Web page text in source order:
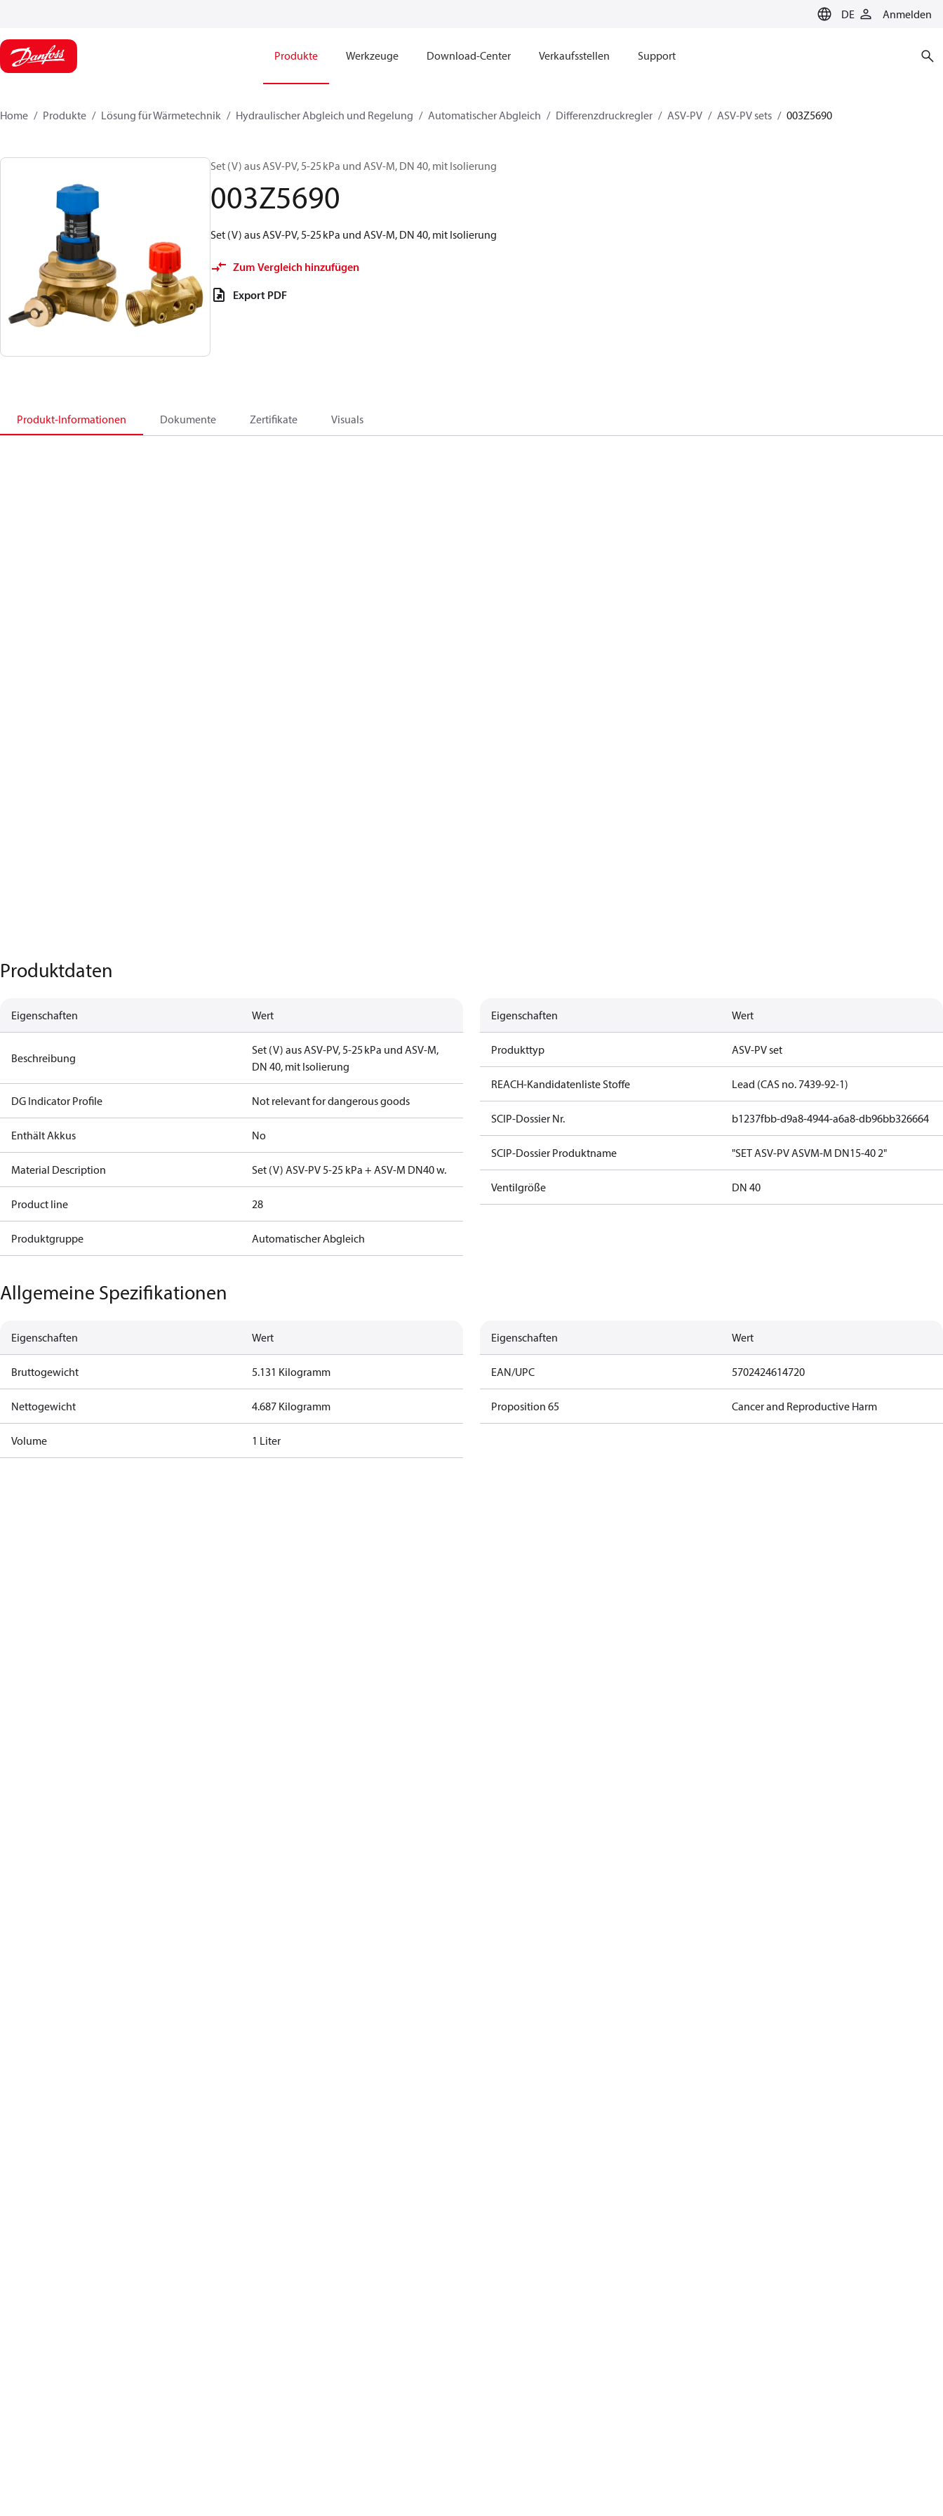
DE Anmelden
Produkte Werkzeuge Download-Center Verkaufsstellen Support
Home Produkte Lösung für Wärmetechnik Hydraulischer Abgleich und Regelung Automatischer Abgleich Differenzdruckregler ASV-PV ASV-PV sets 003Z5690
Set (V) aus ASV‑PV, 5‑25 kPa und ASV‑M, DN 40, mit Isolierung
003Z5690
Set (V) aus ASV‑PV, 5‑25 kPa und ASV‑M, DN 40, mit Isolierung
Zum Vergleich hinzufügen
Export PDF
Produkt-Informationen Dokumente Zertifikate Visuals
Produktdaten
Eigenschaften Wert
Beschreibung
Set (V) aus ASV‑PV, 5‑25 kPa und ASV‑M,
DN 40, mit Isolierung
DG Indicator Profile Not relevant for dangerous goods
Enthält Akkus No
Material Description Set (V) ASV-PV 5-25 kPa + ASV-M DN40 w.
Product line 28
Produktgruppe Automatischer Abgleich
Eigenschaften Wert
Produkttyp ASV-PV set
REACH-Kandidatenliste Stoffe Lead (CAS no. 7439-92-1)
SCIP-Dossier Nr. b1237fbb-d9a8-4944-a6a8-db96bb326664
SCIP-Dossier Produktname "SET ASV-PV ASVM-M DN15-40 2"
Ventilgröße DN 40
Allgemeine Spezifikationen
Eigenschaften Wert
Bruttogewicht 5.131 Kilogramm
Nettogewicht 4.687 Kilogramm
Volume 1 Liter
Eigenschaften Wert
EAN/UPC 5702424614720
Proposition 65 Cancer and Reproductive Harm